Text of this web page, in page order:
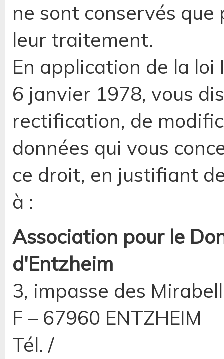
ne sont conservés
leur traitement.
En application de la
6 janvier 1978, vous
rectification, de
données qui vous
ce droit, en justifiant
à :
Association pour le
d'Entzheim
3, impasse des
F – 67960 ENTZHEIM
Tél. /